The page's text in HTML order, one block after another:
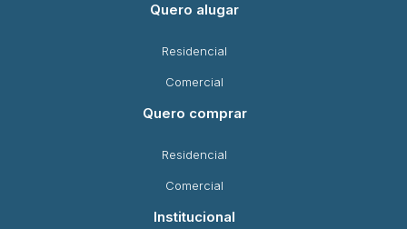
Quero alugar
Residencial
Comercial
Quero comprar
Residencial
Comercial
Institucional